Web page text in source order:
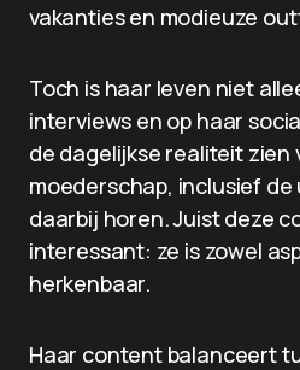
vakanties en modieuze
Toch is haar leven niet
interviews en op haar
de dagelijkse realiteit zien
moederschap, inclusief
daarbij horen. Juist deze
interessant: ze is zowel
herkenbaar.
Haar content balanceert